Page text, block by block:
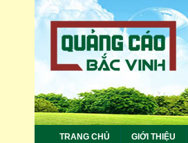
TRANG CHỦ GIỚI THIỆU